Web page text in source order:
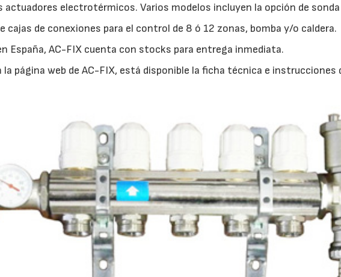
actuadores electrotérmicos. Varios modelos incluyen la opción de sonda
cajas de conexiones para el control de 8 ó 12 zonas, bomba y/o caldera.
España, AC-FIX cuenta con stocks para entrega inmediata.
la página web de AC-FIX, está disponible la ficha técnica e instrucciones